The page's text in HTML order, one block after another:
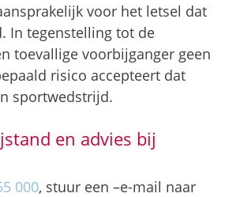
voor het letsel dat
In tegenstelling tot de
toevallige voorbijganger geen
risico accepteert dat
sportwedstrijd.
en advies bij
000, stuur een –e-mail naar